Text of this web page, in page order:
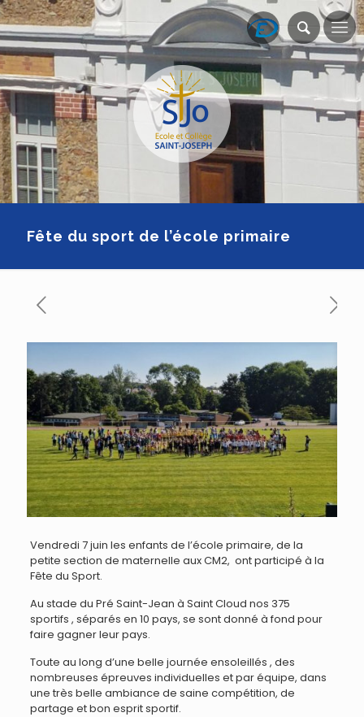
Fête du sport de l’école primaire
Vendredi 7 juin les enfants de l’école primaire, de la
petite section de maternelle aux CM2, ont participé à la
Fête du Sport.
Au stade du Pré Saint-Jean à Saint Cloud nos 375
sportifs , séparés en 10 pays, se sont donné à fond pour
faire gagner leur pays.
Toute au long d’une belle journée ensoleillés , des
nombreuses épreuves individuelles et par équipe, dans
une très belle ambiance de saine compétition, de
partage et bon esprit sportif.